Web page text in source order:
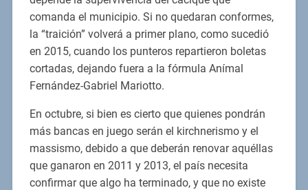
comanda el municipio. Si no quedaran conformes,
la “traición” volverá a primer plano, como sucedió
en 2015, cuando los punteros repartieron boletas
cortadas, dejando fuera a la fórmula Anímal
Fernández-Gabriel Mariotto.
En octubre, si bien es cierto que quienes pondrán
más bancas en juego serán el kirchnerismo y el
massismo, debido a que deberán renovar aquéllas
que ganaron en 2011 y 2013, el país necesita
confirmar que algo ha terminado, y que no existe